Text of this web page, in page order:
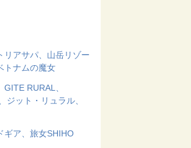
リアサパ、山岳リゾー
トナムの魔女
RURAL、
ジット・リュラル、
ギア、旅女SHIHO